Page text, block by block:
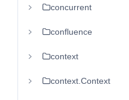
concurrent
confluence
context
context.Context